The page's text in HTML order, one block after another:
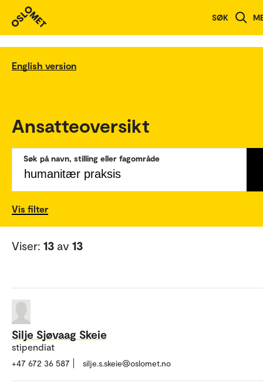
SØK
English version
Ansatteoversikt
Søk på navn, stilling eller fagområde
Vis filter
Viser: 13 av 13
Silje Sjøvaag Skeie
stipendiat
+47 672 36 587 silje.s.skeie@oslomet.no